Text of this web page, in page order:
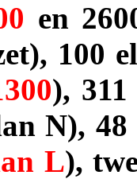
en
100
),
N), 48
L),